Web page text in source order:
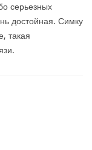
серьезных
достойная. Симку
такая